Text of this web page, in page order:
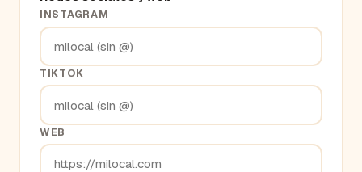
INSTAGRAM
TIKTOK
WEB